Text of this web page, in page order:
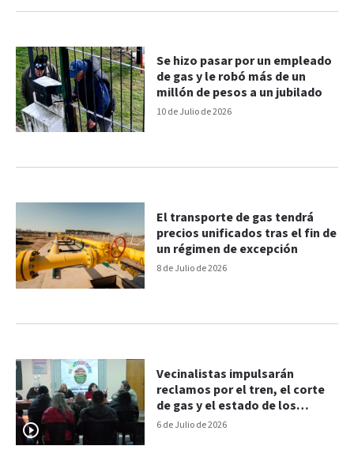
10 de Julio de 2026
Se hizo pasar por un empleado
de gas y le robó más de un
millón de pesos a un jubilado
8 de Julio de 2026
El transporte de gas tendrá
precios unificados tras el fin de
un régimen de excepción
6 de Julio de 2026
Vecinalistas impulsarán
reclamos por el tren, el corte
de gas y el estado de los
barrios: las definiciones